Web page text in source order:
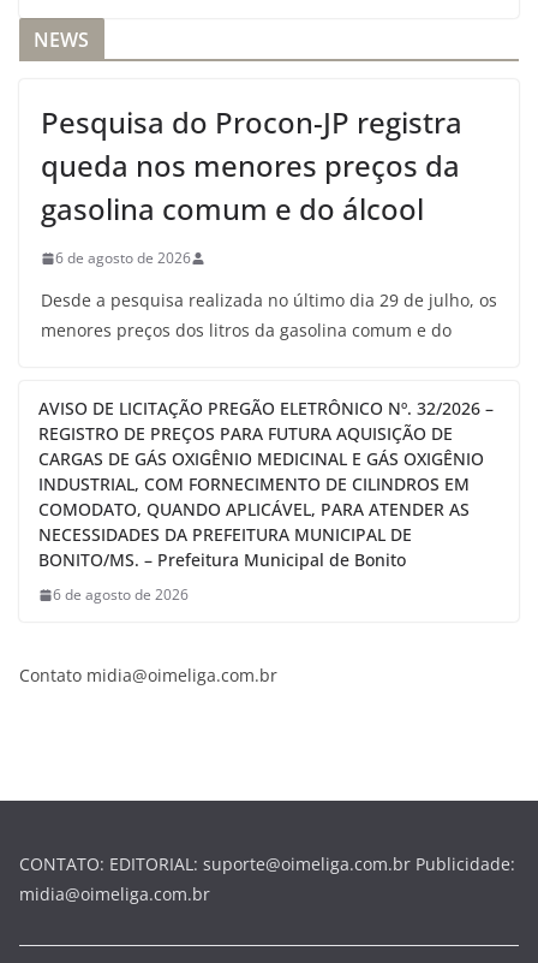
NEWS
Pesquisa do Procon-JP registra
queda nos menores preços da
gasolina comum e do álcool
6 de agosto de 2026
Desde a pesquisa realizada no último dia 29 de julho, os
menores preços dos litros da gasolina comum e do
AVISO DE LICITAÇÃO PREGÃO ELETRÔNICO Nº. 32/2026 –
REGISTRO DE PREÇOS PARA FUTURA AQUISIÇÃO DE
CARGAS DE GÁS OXIGÊNIO MEDICINAL E GÁS OXIGÊNIO
INDUSTRIAL, COM FORNECIMENTO DE CILINDROS EM
COMODATO, QUANDO APLICÁVEL, PARA ATENDER AS
NECESSIDADES DA PREFEITURA MUNICIPAL DE
BONITO/MS. – Prefeitura Municipal de Bonito
6 de agosto de 2026
Contato midia@oimeliga.com.br
CONTATO: EDITORIAL: suporte@oimeliga.com.br Publicidade:
midia@oimeliga.com.br